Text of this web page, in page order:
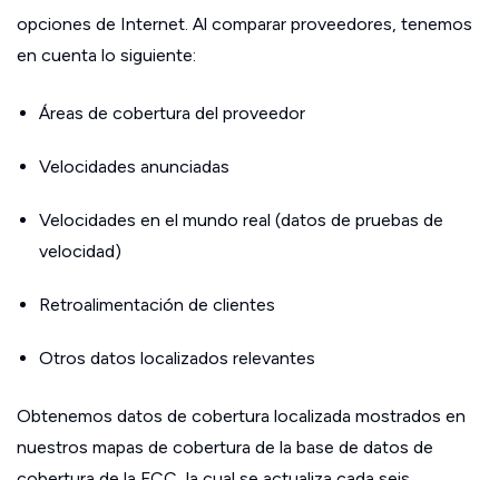
opciones de Internet. Al comparar proveedores, tenemos
en cuenta lo siguiente:
Áreas de cobertura del proveedor
Velocidades anunciadas
Velocidades en el mundo real (datos de pruebas de
velocidad)
Retroalimentación de clientes
Otros datos localizados relevantes
Obtenemos datos de cobertura localizada mostrados en
nuestros mapas de cobertura de la base de datos de